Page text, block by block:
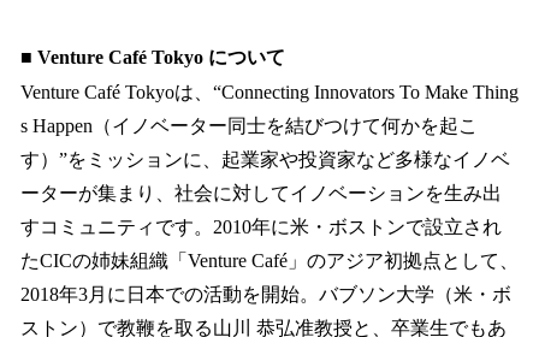
■ Venture Café Tokyo について
Venture Café Tokyoは、“Connecting Innovators To Make Thing
s Happen（イノベーター同士を結びつけて何かを起こ
す）”をミッションに、起業家や投資家など多様なイノベ
ーターが集まり、社会に対してイノベーションを生み出
すコミュニティです。2010年に米・ボストンで設立され
たCICの姉妹組織「Venture Café」のアジア初拠点として、
2018年3月に日本での活動を開始。バブソン大学（米・ボ
ストン）で教鞭を取る山川 恭弘准教授と、卒業生でもあ